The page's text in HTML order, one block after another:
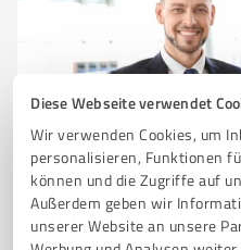
Diese Webseite verwendet
Wir verwenden Cookies, um
personalisieren, Funktionen
können und die Zugriffe auf
Außerdem geben wir
unserer Website an unsere
Sie möchten auch
Registrieren Sie sich jetzt
Kunden empfohlener